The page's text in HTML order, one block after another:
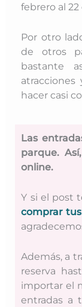
febrero al
Por otro
de otros
bastante
hacer casi
Las
parque.
online.
Y si el post
comprar
Además, a
reserva
importar el
entradas a